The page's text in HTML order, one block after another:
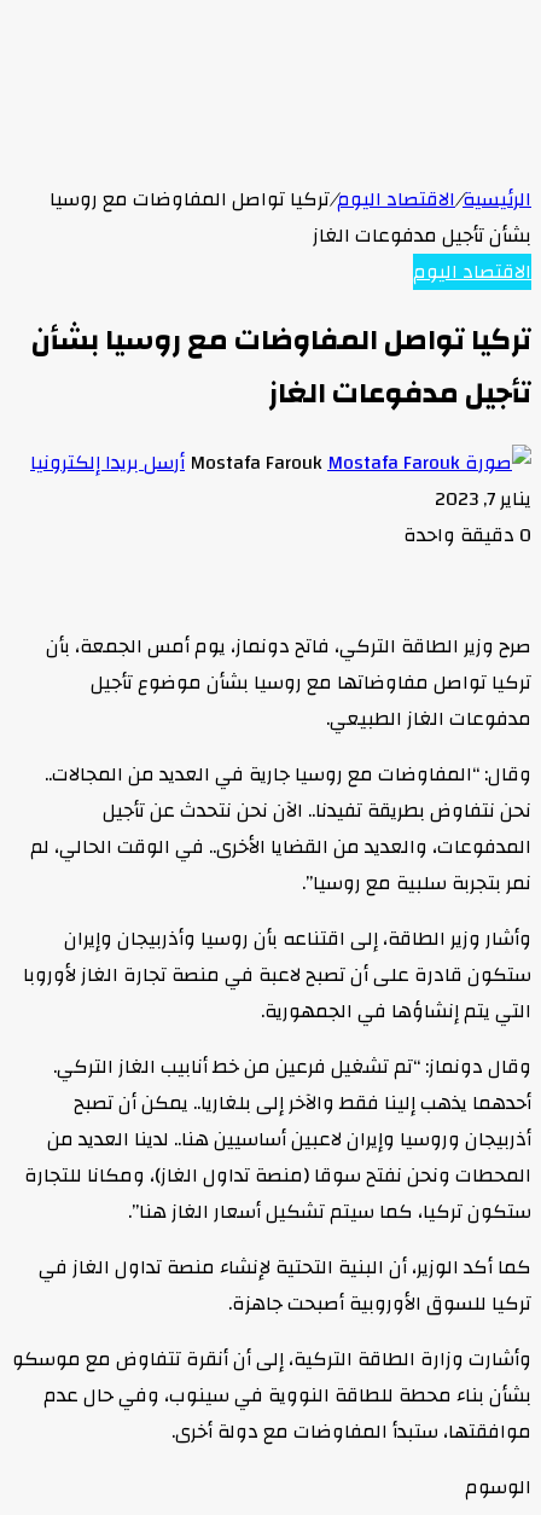
الرئيسية/الاقتصاد اليوم/تركيا تواصل المفاوضات مع روسيا
بشأن تأجيل مدفوعات الغاز
الاقتصاد اليوم
تركيا تواصل المفاوضات مع روسيا بشأن
تأجيل مدفوعات الغاز
Mostafa Farouk أرسل بريدا إلكترونيا
يناير 7, 2023
0 دقيقة واحدة
صرح وزير الطاقة التركي، فاتح دونماز، يوم أمس الجمعة، بأن
تركيا تواصل مفاوضاتها مع روسيا بشأن موضوع تأجيل
مدفوعات الغاز الطبيعي.
وقال: “المفاوضات مع روسيا جارية في العديد من المجالات..
نحن نتفاوض بطريقة تفيدنا.. الآن نحن نتحدث عن تأجيل
المدفوعات، والعديد من القضايا الأخرى.. في الوقت الحالي، لم
نمر بتجربة سلبية مع روسيا”.
وأشار وزير الطاقة، إلى اقتناعه بأن روسيا وأذربيجان وإيران
ستكون قادرة على أن تصبح لاعبة في منصة تجارة الغاز لأوروبا
التي يتم إنشاؤها في الجمهورية.
وقال دونماز: “تم تشغيل فرعين من خط أنابيب الغاز التركي.
أحدهما يذهب إلينا فقط والآخر إلى بلغاريا.. يمكن أن تصبح
أذربيجان وروسيا وإيران لاعبين أساسيين هنا.. لدينا العديد من
المحطات ونحن نفتح سوقا (منصة تداول الغاز)، ومكانا للتجارة
ستكون تركيا، كما سيتم تشكيل أسعار الغاز هنا”.
كما أكد الوزير، أن البنية التحتية لإنشاء منصة تداول الغاز في
تركيا للسوق الأوروبية أصبحت جاهزة.
وأشارت وزارة الطاقة التركية، إلى أن أنقرة تتفاوض مع موسكو
بشأن بناء محطة للطاقة النووية في سينوب، وفي حال عدم
موافقتها، ستبدأ المفاوضات مع دولة أخرى.
الوسوم